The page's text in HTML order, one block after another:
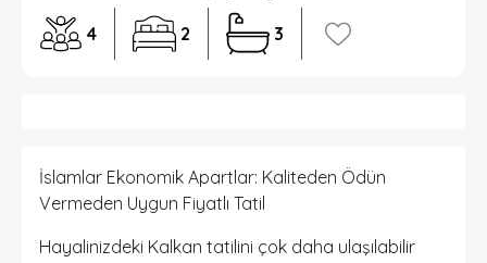
4 2 3
İslamlar Ekonomik Apartlar: Kaliteden Ödün
Vermeden Uygun Fiyatlı Tatil
Hayalinizdeki Kalkan tatilini çok daha ulaşılabilir